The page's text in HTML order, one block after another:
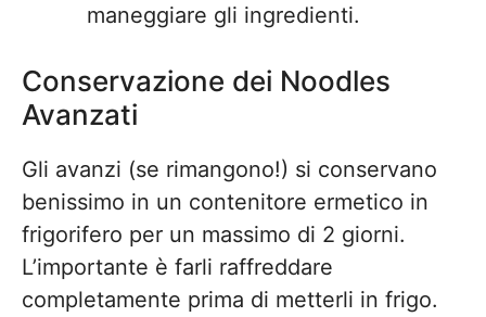
maneggiare gli ingredienti.
Conservazione dei Noodles
Avanzati
Gli avanzi (se rimangono!) si conservano
benissimo in un contenitore ermetico in
frigorifero per un massimo di 2 giorni.
L’importante è farli raffreddare
completamente prima di metterli in frigo.